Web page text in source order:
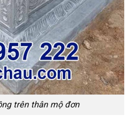
trên thân mộ đơn